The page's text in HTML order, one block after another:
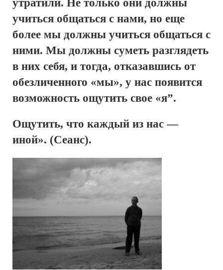
утратили. Не только они должны
учиться общаться с нами, но еще
более мы должны учиться общаться с
ними. Мы должны суметь разглядеть
в них себя, и тогда, отказавшись от
обезличенного «мы», у нас появится
возможность ощутить свое «я”.
Ощутить, что каждый из нас —
иной». (Сеанс).